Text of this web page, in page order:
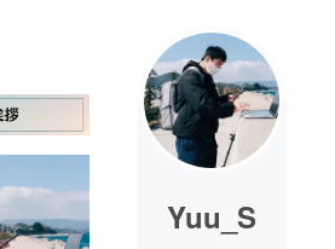
Yuu_S